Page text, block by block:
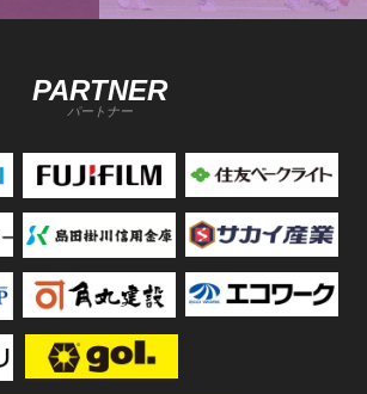
PARTNER
パートナー